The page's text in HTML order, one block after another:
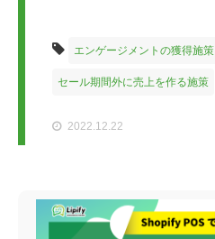
エンゲージメントの獲得施策
セール期間外に売上を作る施策
2022.12.22